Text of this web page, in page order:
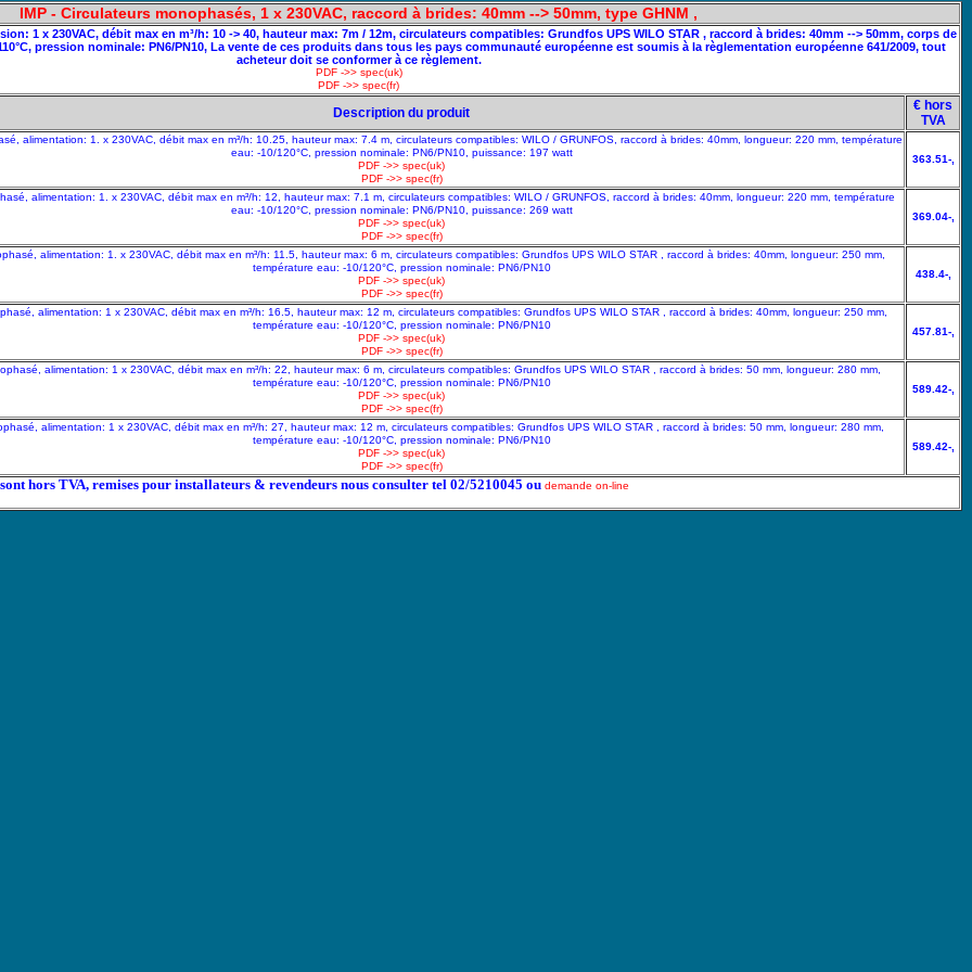
IMP - Circulateurs monophasés, 1 x 230VAC, raccord à brides: 40mm --> 50mm, type GHNM ,
1 x 230VAC, débit max en m³/h: 10 -> 40, hauteur max: 7m / 12m, circulateurs compatibles: Grundfos UPS WILO STAR , raccord à brides: 40mm --> 50mm, corps de
pression nominale: PN6/PN10, La vente de ces produits dans tous les pays communauté européenne est soumis à la règlementation européenne 641/2009, tout
acheteur doit se conformer à ce règlement.
PDF ->> spec(uk)
PDF ->> spec(fr)
Description du produit
€ hors
TVA
alimentation: 1. x 230VAC, débit max en m³/h: 10.25, hauteur max: 7.4 m, circulateurs compatibles: WILO / GRUNFOS, raccord à brides: 40mm, longueur: 220 mm, température
eau: -10/120°C, pression nominale: PN6/PN10, puissance: 197 watt
PDF ->> spec(uk)
PDF ->> spec(fr)
363.51-,
alimentation: 1. x 230VAC, débit max en m³/h: 12, hauteur max: 7.1 m, circulateurs compatibles: WILO / GRUNFOS, raccord à brides: 40mm, longueur: 220 mm, température
eau: -10/120°C, pression nominale: PN6/PN10, puissance: 269 watt
PDF ->> spec(uk)
PDF ->> spec(fr)
369.04-,
alimentation: 1. x 230VAC, débit max en m³/h: 11.5, hauteur max: 6 m, circulateurs compatibles: Grundfos UPS WILO STAR , raccord à brides: 40mm, longueur: 250 mm,
température eau: -10/120°C, pression nominale: PN6/PN10
PDF ->> spec(uk)
PDF ->> spec(fr)
438.4-,
alimentation: 1 x 230VAC, débit max en m³/h: 16.5, hauteur max: 12 m, circulateurs compatibles: Grundfos UPS WILO STAR , raccord à brides: 40mm, longueur: 250 mm,
température eau: -10/120°C, pression nominale: PN6/PN10
PDF ->> spec(uk)
PDF ->> spec(fr)
457.81-,
alimentation: 1 x 230VAC, débit max en m³/h: 22, hauteur max: 6 m, circulateurs compatibles: Grundfos UPS WILO STAR , raccord à brides: 50 mm, longueur: 280 mm,
température eau: -10/120°C, pression nominale: PN6/PN10
PDF ->> spec(uk)
PDF ->> spec(fr)
589.42-,
alimentation: 1 x 230VAC, débit max en m³/h: 27, hauteur max: 12 m, circulateurs compatibles: Grundfos UPS WILO STAR , raccord à brides: 50 mm, longueur: 280 mm,
température eau: -10/120°C, pression nominale: PN6/PN10
PDF ->> spec(uk)
PDF ->> spec(fr)
589.42-,
hors TVA, remises pour installateurs & revendeurs nous consulter tel 02/5210045 ou demande on-line